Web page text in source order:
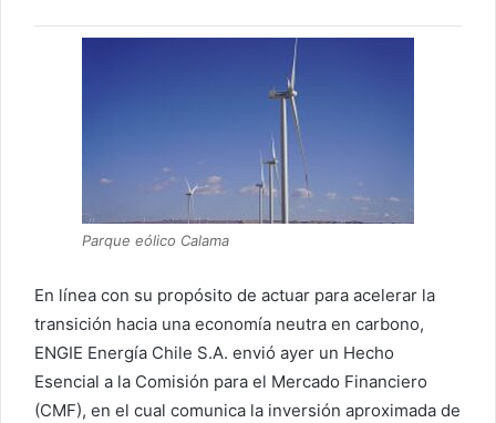
Parque eólico Calama
En línea con su propósito de actuar para acelerar la
transición hacia una economía neutra en carbono,
ENGIE Energía Chile S.A. envió ayer un Hecho
Esencial a la Comisión para el Mercado Financiero
(CMF), en el cual comunica la inversión aproximada de